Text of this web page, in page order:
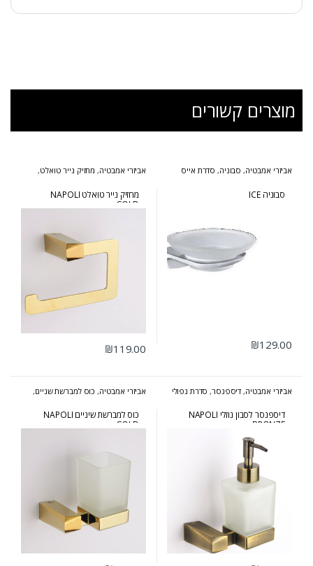
מוצרים קשורים
אביזרי אמבטיה, סבוניה, סדרת אייס
סבוניה ICE
₪129.00
אביזרי אמבטיה, מחזיק נייר טואלט,
מחזיק נייר טואלט NAPOLI
GOLD
₪119.00
אביזרי אמבטיה, דיספנסר, סדרת נפולי
דיספנסר לסבון נוזלי NAPOLI
BRONZE
אביזרי אמבטיה, כוס למברשת שניים,
סדרת נפולי זהב
כוס למברשת שיניים NAPOLI
GOLD